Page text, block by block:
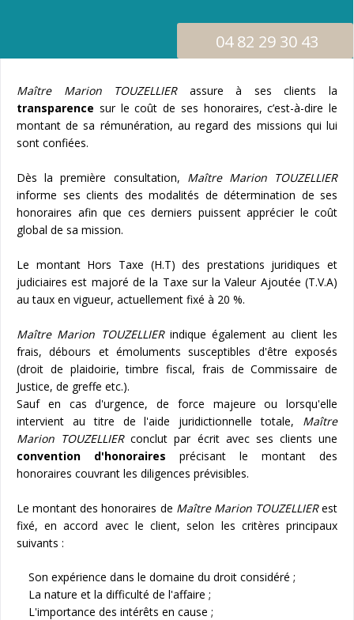
04 82 29 30 43
Avocat à NÎMES - Honoraires | Maître
Maître Marion TOUZELLIERassure à ses clients la
transparence sur le coût de ses honoraires, c’est-à-dire le
montant de sa rémunération, au regard des missions qui lui
sont confiées.
Dès la première consultation, Maître Marion TOUZELLIER
informe ses clients des modalités de détermination de ses
honoraires afin que ces derniers puissent apprécier le coût
global de sa mission.
Le montant Hors Taxe (H.T) des prestations juridiques et
judiciaires est majoré de la Taxe sur la Valeur Ajoutée (T.V.A)
au taux en vigueur, actuellement fixé à 20 %.
Maître Marion TOUZELLIERindique également au client les
frais, débours et émoluments susceptibles d'être exposés
(droit de plaidoirie, timbre fiscal, frais de Commissaire de
Justice, de greffe etc.).
Sauf en cas d'urgence, de force majeure ou lorsqu'elle
intervient au titre de l'aide juridictionnelle totale, Maître
Marion TOUZELLIERconclut par écrit avec ses clients une
convention d'honoraires précisant le montant des
honoraires couvrant les diligences prévisibles.
Le montant des honoraires de Maître Marion TOUZELLIERest
fixé, en accord avec le client, selon les critères principaux
suivants :
Son expérience dans le domaine du droit considéré ;
La nature et la difficulté de l'affaire ;
L'importance des intérêts en cause ;